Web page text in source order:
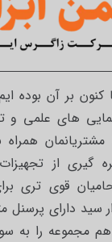
کنون بر آن بوده
های علمی و
همراه
گیری از
قوی تری
سید دارای
هم مجموعه را به